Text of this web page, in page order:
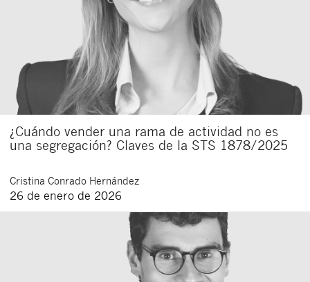
¿Cuándo vender una rama de actividad no es
una segregación? Claves de la STS 1878/2025
Cristina Conrado Hernández
26 de enero de 2026